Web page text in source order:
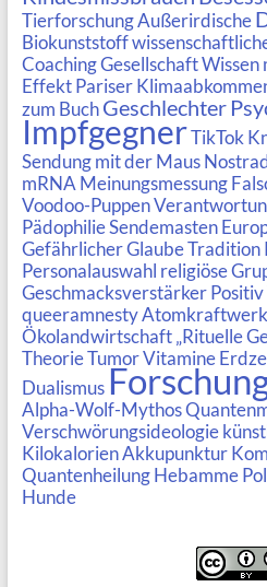
TierforschungAußerirdische
Biokunststoff
CoachingGesellschaftWissen
Effekt Pariser
zum Buch Geschlechter
ImpfgegnerTikTok
Sendung mit der Maus
mRNA Meinungsmessung
Voodoo-Puppen
PädophilieSendemasten
Gefährlicher GlaubeTradition
Personalauswahl religiöse
Geschmacksverstärker
queeramnestyAtomkraftwerk
Ökolandwirtschaft „Rituelle
TheorieTumorVitamine
Dualismus
Alpha-Wolf-Mythos
Verschwörungsideologie
KilokalorienAkkupunktur
Quantenheilung Hebamme
Hunde